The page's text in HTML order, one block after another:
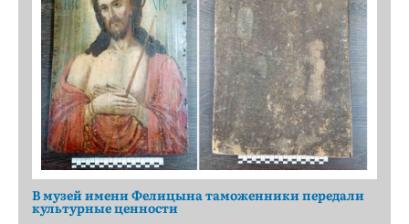
В музей имени Фелицына таможенники передали
культурные ценности